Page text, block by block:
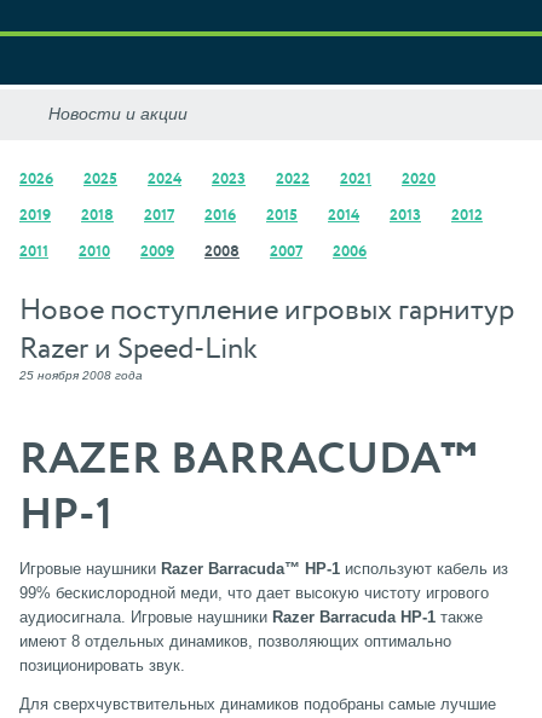
2026 2025 2024 2023 2022 2021 2020
2019 2018 2017 2016 2015 2014 2013 2012
2011 2010 2009 2008 2007 2006
Новое поступление игровых гарнитур
Razer и Speed-Link
25 ноября 2008 года
RAZER BARRACUDA™
HP-1
Игровые наушники Razer Barracuda™ HP-1 используют кабель из
99% бескислородной меди, что дает высокую чистоту игрового
аудиосигнала. Игровые наушники Razer Barracuda HP-1 также
имеют 8 отдельных динамиков, позволяющих оптимально
позиционировать звук.
Для сверхчувствительных динамиков подобраны самые лучшие